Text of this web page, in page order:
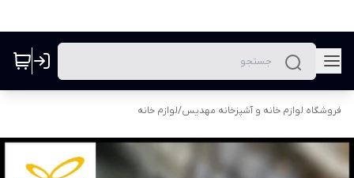
فروشگاه لوازم خانه و آشپزخانه مهدیس/لوازم خانه